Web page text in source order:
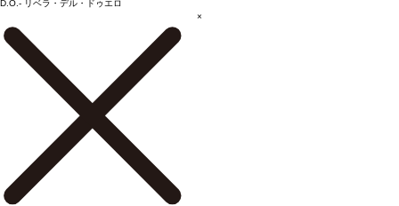
D.O.- リベラ・デル・ドゥエロ
×